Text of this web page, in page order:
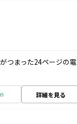
つまった24ページの電
詳細を見る